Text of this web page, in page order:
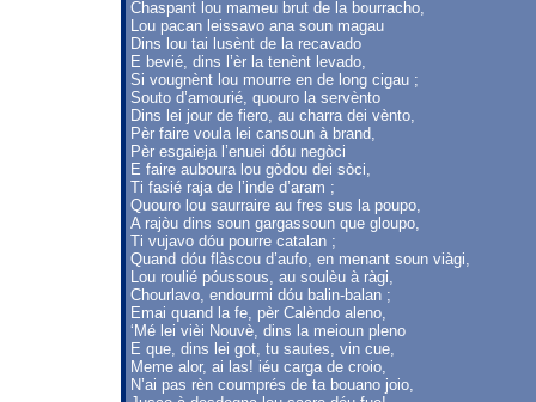
Chaspant lou mameu brut de la bourracho,
Lou pacan leissavo ana soun magau
Dins lou tai lusènt de la recavado
E bevié, dins l’èr la tenènt levado,
Si vougnènt lou mourre en de long cigau ;
Souto d’amourié, quouro la servènto
Dins lei jour de fiero, au charra dei vènto,
Pèr faire voula lei cansoun à brand,
Pèr esgaieja l’enuei dóu negòci
E faire auboura lou gòdou dei sòci,
Ti fasié raja de l’inde d’aram ;
Quouro lou saurraire au fres sus la poupo,
A rajòu dins soun gargassoun que gloupo,
Ti vujavo dóu pourre catalan ;
Quand dóu flàscou d’aufo, en menant soun viàgi,
Lou roulié póussous, au soulèu à ràgi,
Chourlavo, endourmi dóu balin-balan ;
Emai quand la fe, pèr Calèndo aleno,
‘Mé lei vièi Nouvè, dins la meioun pleno
E que, dins lei got, tu sautes, vin cue,
Meme alor, ai las! iéu carga de croio,
N’ai pas rèn coumprés de ta bouano joio,